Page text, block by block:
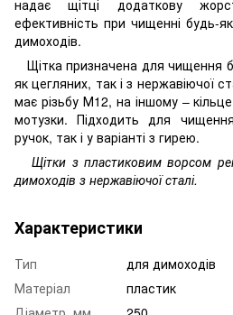
надає щітці додаткову
ефективність при чищенні будь-
димоходів.
Щітка призначена для чищення
як цегляних, так і з нержавіючої
має різьбу М12, на іншому –
мотузки. Підходить для
ручок, так і у варіанті з гирею.
Щітки з пластиковим ворсом
димоходів з нержавіючої сталі.
Характеристики
Тип
для димоходів
Матеріал
пластик